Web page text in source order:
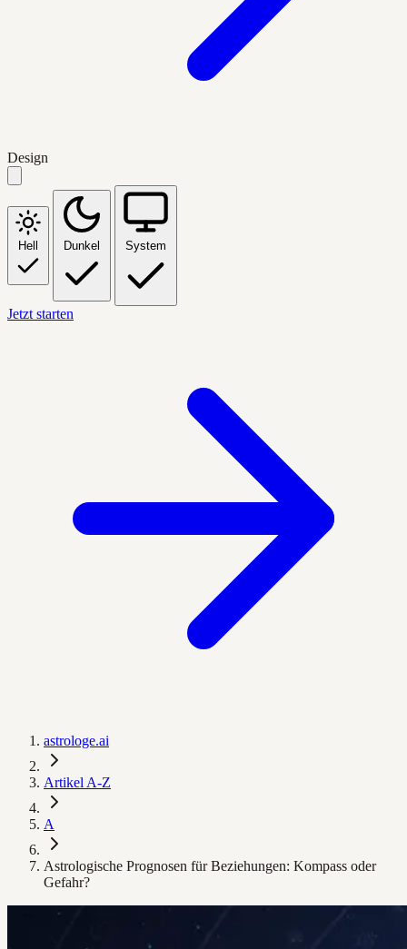
Design
Hell Dunkel System
Jetzt starten
astrologe.ai
Artikel A-Z
A
Astrologische Prognosen für Beziehungen: Kompass oder
Gefahr?